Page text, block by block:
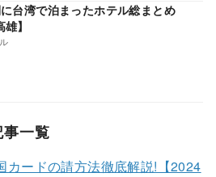
台湾で泊まったホテル総まとめ
】
一覧
カードの請方法徹底解説!【2024